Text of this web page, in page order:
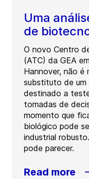
Uma
de
O novo Centro
(ATC) da GEA
Hannover, não é
substituto de um
destinado a
tomadas de
momento que
biológico pode
industrial
pode parecer.
Read more